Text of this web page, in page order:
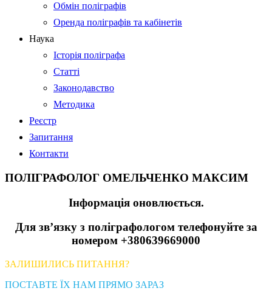
Обмін поліграфів
Оренда поліграфів та кабінетів
Наука
Історія поліграфа
Статті
Законодавство
Методика
Реєстр
Запитання
Контакти
ПОЛІГРАФОЛОГ ОМЕЛЬЧЕНКО МАКСИМ
Інформація оновлюється.
Для зв’язку з поліграфологом телефонуйте за
номером +380639669000
ЗАЛИШИЛИСЬ ПИТАННЯ?
ПОСТАВТЕ ЇХ НАМ ПРЯМО ЗАРАЗ